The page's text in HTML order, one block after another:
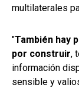
multilaterales
"También hay
por construir,
información
sensible y